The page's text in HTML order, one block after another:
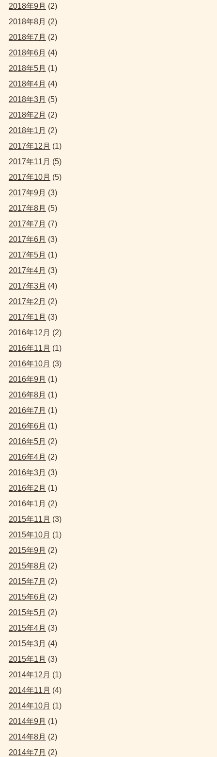
2018年9月 (2)
2018年8月 (2)
2018年7月 (2)
2018年6月 (4)
2018年5月 (1)
2018年4月 (4)
2018年3月 (5)
2018年2月 (2)
2018年1月 (2)
2017年12月 (1)
2017年11月 (5)
2017年10月 (5)
2017年9月 (3)
2017年8月 (5)
2017年7月 (7)
2017年6月 (3)
2017年5月 (1)
2017年4月 (3)
2017年3月 (4)
2017年2月 (2)
2017年1月 (3)
2016年12月 (2)
2016年11月 (1)
2016年10月 (3)
2016年9月 (1)
2016年8月 (1)
2016年7月 (1)
2016年6月 (1)
2016年5月 (2)
2016年4月 (2)
2016年3月 (3)
2016年2月 (1)
2016年1月 (2)
2015年11月 (3)
2015年10月 (1)
2015年9月 (2)
2015年8月 (2)
2015年7月 (2)
2015年6月 (2)
2015年5月 (2)
2015年4月 (3)
2015年3月 (4)
2015年1月 (3)
2014年12月 (1)
2014年11月 (4)
2014年10月 (1)
2014年9月 (1)
2014年8月 (2)
2014年7月 (2)